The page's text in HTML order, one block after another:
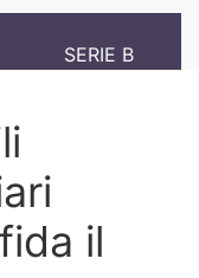
SERIE B
il